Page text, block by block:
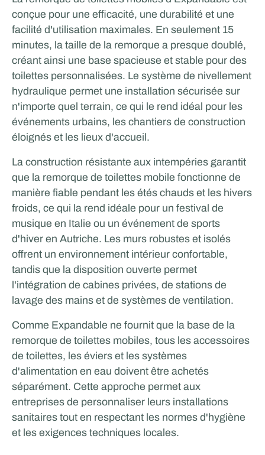
conçue pour une efficacité, une durabilité et une
facilité d'utilisation maximales. En seulement 15
minutes, la taille de la remorque a presque doublé,
créant ainsi une base spacieuse et stable pour des
toilettes personnalisées. Le système de nivellement
hydraulique permet une installation sécurisée sur
n'importe quel terrain, ce qui le rend idéal pour les
événements urbains, les chantiers de construction
éloignés et les lieux d'accueil.
La construction résistante aux intempéries garantit
que la remorque de toilettes mobile fonctionne de
manière fiable pendant les étés chauds et les hivers
froids, ce qui la rend idéale pour un festival de
musique en Italie ou un événement de sports
d'hiver en Autriche. Les murs robustes et isolés
offrent un environnement intérieur confortable,
tandis que la disposition ouverte permet
l'intégration de cabines privées, de stations de
lavage des mains et de systèmes de ventilation.
Comme Expandable ne fournit que la base de la
remorque de toilettes mobiles, tous les accessoires
de toilettes, les éviers et les systèmes
d'alimentation en eau doivent être achetés
séparément. Cette approche permet aux
entreprises de personnaliser leurs installations
sanitaires tout en respectant les normes d'hygiène
et les exigences techniques locales.